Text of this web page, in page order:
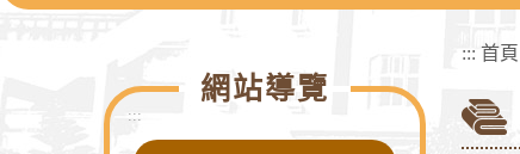
:::
網站導覽
::: 首頁